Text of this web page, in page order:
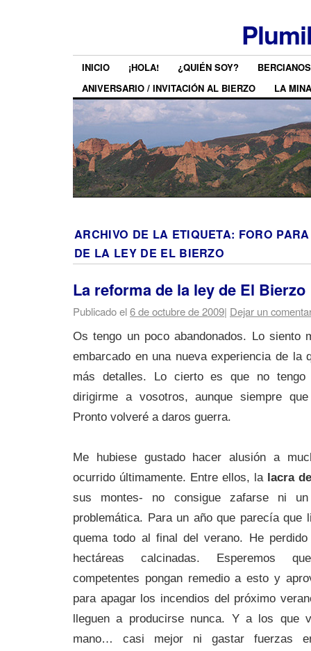
INICIO ¡HOLA! ¿QUIÉN SOY?
ANIVERSARIO / INVITACIÓN AL BIERZO
LA MINA
ARCHIVO DE LA ETIQUETA: FORO
DE LA LEY DE EL BIERZO
La reforma de la ley de El Bierzo
Publicado el6 de octubre de 2009| Dejar un
Os tengo un poco abandonados. Lo siento
embarcado en una nueva experiencia de la
más detalles. Lo cierto es que no tengo
dirigirme a vosotros, aunque siempre
Pronto volveré a daros guerra.
Me hubiese gustado hacer alusión a
ocurrido últimamente. Entre ellos, la lacra
sus montes- no consigue zafarse ni
problemática. Para un año que parecía
quema todo al final del verano. He
hectáreas calcinadas. Esperemos
competentes pongan remedio a esto y
para apagar los incendios del próximo
lleguen a producirse nunca. Y a los que
mano… casi mejor ni gastar fuerzas